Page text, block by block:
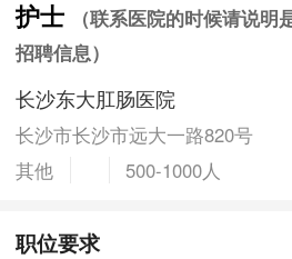
护士
（联系医院的时候请说
招聘信息）
长沙东大肛肠医院
长沙市长沙市远大一路820号
其他
500-1000人
职位要求